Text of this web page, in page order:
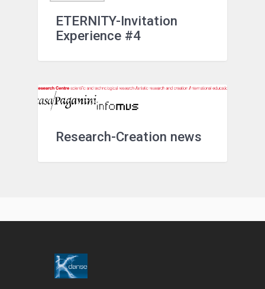
ETERNITY-Invitation
Experience #4
ACTUALITÉS
Research-Creation news